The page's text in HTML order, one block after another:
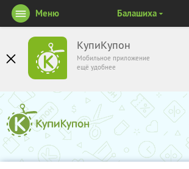
КупиКупон
Мобильное приложение
ещё удобнее
Меню Балашиха